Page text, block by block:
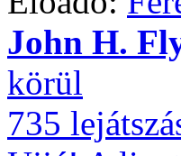
John H.
körül
735